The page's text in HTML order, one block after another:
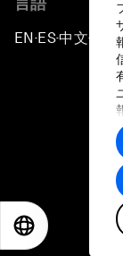
EN ▪ES▪中文▪ 日
プ
©